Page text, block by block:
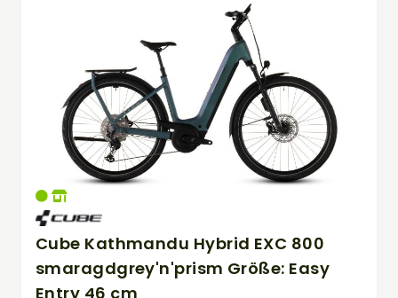
Cube Kathmandu Hybrid EXC 800
smaragdgrey'n'prism Größe: Easy
Entry 46 cm